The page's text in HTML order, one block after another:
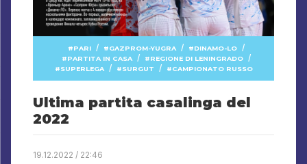
PARI / GAZPROM-YUGRA / DINAMO-LO /
PARTITA IN CASA / REGIONE DI LENINGRADO /
SUPERLEGA / SURGUT / CAMPIONATO RUSSO
Ultima partita casalinga del
2022
19.12.2022 / 22:46